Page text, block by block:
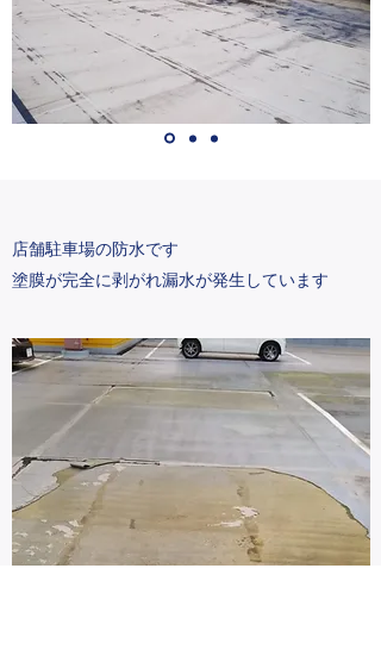
店舗駐車場の防水です
塗膜が完全に剥がれ漏水が発生しています